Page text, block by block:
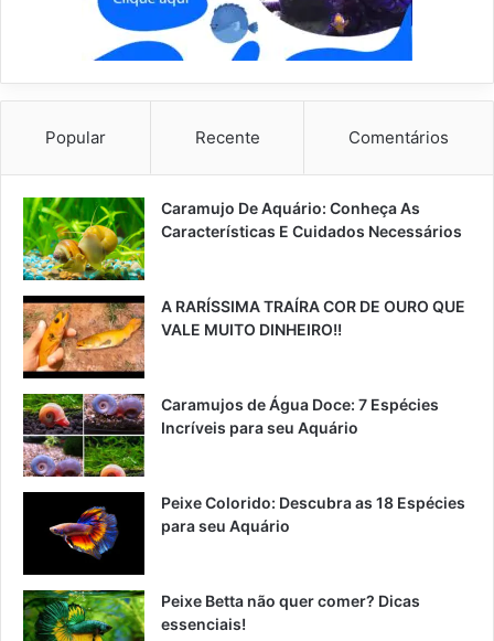
Popular Recente Comentários
Caramujo De Aquário: Conheça As
Características E Cuidados Necessários
A RARÍSSIMA TRAÍRA COR DE OURO QUE
VALE MUITO DINHEIRO!!
Caramujos de Água Doce: 7 Espécies
Incríveis para seu Aquário
Peixe Colorido: Descubra as 18 Espécies
para seu Aquário
Peixe Betta não quer comer? Dicas
essenciais!